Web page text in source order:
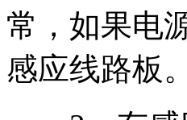
常，如果电
感应线路板。